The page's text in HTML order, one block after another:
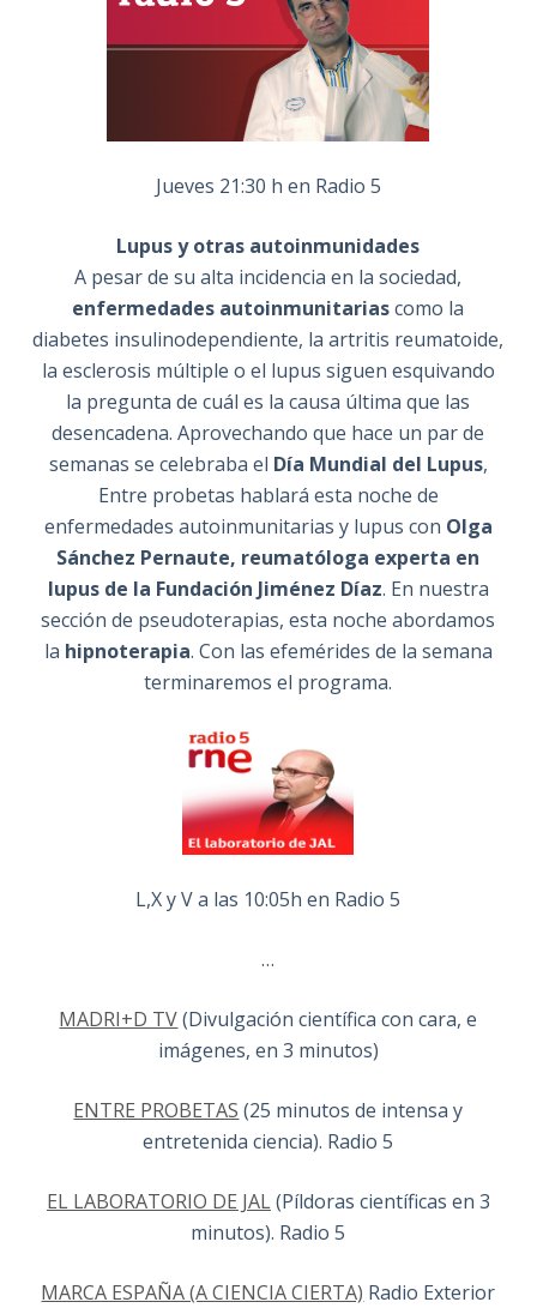
Jueves 21:30 h en Radio 5
Lupus y otras autoinmunidades
A pesar de su alta incidencia en la sociedad,
enfermedades autoinmunitariascomo la
diabetes insulinodependiente, la artritis reumatoide,
la esclerosis múltiple o el lupus siguen esquivando
la pregunta de cuál es la causa última que las
desencadena. Aprovechando que hace un par de
semanas se celebraba el Día Mundial del Lupus,
Entre probetas hablará esta noche de
enfermedades autoinmunitarias y lupus con Olga
Sánchez Pernaute, reumatóloga experta en
lupus de la Fundación Jiménez Díaz. En nuestra
sección de pseudoterapias, esta noche abordamos
la hipnoterapia. Con las efemérides de la semana
terminaremos el programa.
L,X y V a las 10:05h en Radio 5
…
MADRI+D TV(Divulgación científica con cara, e
imágenes, en 3 minutos)
ENTRE PROBETAS (25 minutos de intensa y
entretenida ciencia). Radio 5
EL LABORATORIO DE JAL(Píldoras científicas en 3
minutos). Radio 5
MARCA ESPAÑA (A CIENCIA CIERTA) Radio Exterior